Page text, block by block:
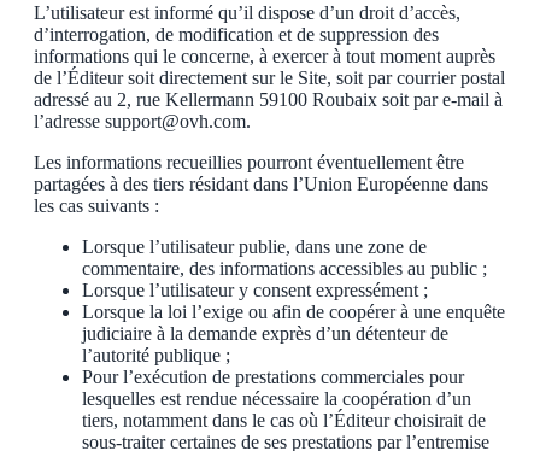
L’utilisateur est informé qu’il dispose d’un droit d’accès,
d’interrogation, de modification et de suppression des
informations qui le concerne, à exercer à tout moment auprès
de l’Éditeur soit directement sur le Site, soit par courrier postal
adressé au 2, rue Kellermann 59100 Roubaix soit par e-mail à
l’adresse support@ovh.com.
Les informations recueillies pourront éventuellement être
partagées à des tiers résidant dans l’Union Européenne dans
les cas suivants :
Lorsque l’utilisateur publie, dans une zone de
commentaire, des informations accessibles au public ;
Lorsque l’utilisateur y consent expressément ;
Lorsque la loi l’exige ou afin de coopérer à une enquête
judiciaire à la demande exprès d’un détenteur de
l’autorité publique ;
Pour l’exécution de prestations commerciales pour
lesquelles est rendue nécessaire la coopération d’un
tiers, notamment dans le cas où l’Éditeur choisirait de
sous-traiter certaines de ses prestations par l’entremise